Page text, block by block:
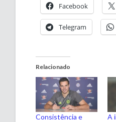
Facebook
Telegram
Relacionado
Consistência e
A